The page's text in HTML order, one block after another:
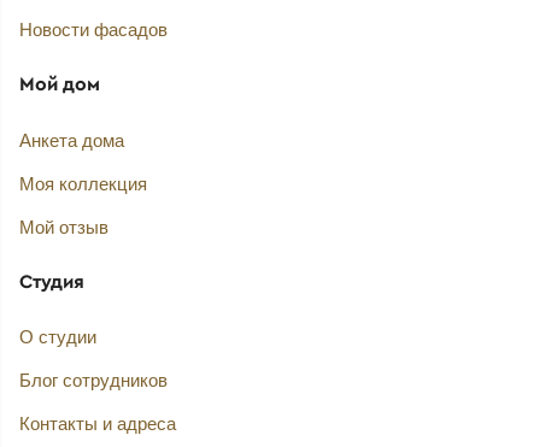
Новости фасадов
Мой дом
Анкета дома
Моя коллекция
Мой отзыв
Студия
О студии
Блог сотрудников
Контакты и адреса